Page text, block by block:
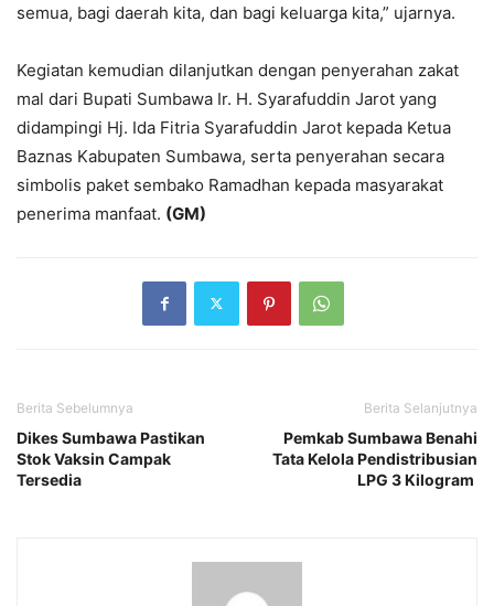
semua, bagi daerah kita, dan bagi keluarga kita,” ujarnya.
Kegiatan kemudian dilanjutkan dengan penyerahan zakat
mal dari Bupati Sumbawa Ir. H. Syarafuddin Jarot yang
didampingi Hj. Ida Fitria Syarafuddin Jarot kepada Ketua
Baznas Kabupaten Sumbawa, serta penyerahan secara
simbolis paket sembako Ramadhan kepada masyarakat
penerima manfaat. (GM)
Berita Sebelumnya
Dikes Sumbawa Pastikan
Stok Vaksin Campak
Tersedia
Berita Selanjutnya
Pemkab Sumbawa Benahi
Tata Kelola Pendistribusian
LPG 3 Kilogram